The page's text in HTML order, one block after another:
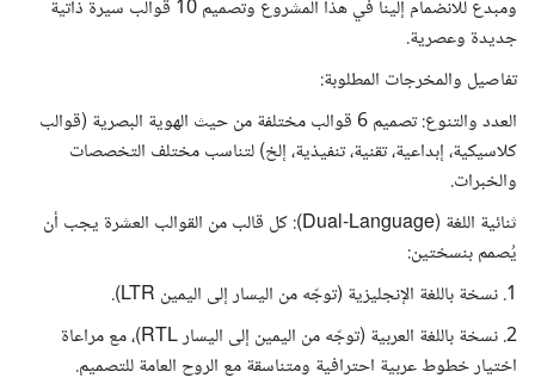
ومبدع للانضمام إلينا في هذا المشروع وتصميم 10 قوالب سيرة ذاتية
جديدة وعصرية.
تفاصيل والمخرجات المطلوبة:
العدد والتنوع: تصميم 6 قوالب مختلفة من حيث الهوية البصرية (قوالب
كلاسيكية، إبداعية، تقنية، تنفيذية، إلخ) لتناسب مختلف التخصصات
والخبرات.
ثنائية اللغة (Dual-Language): كل قالب من القوالب العشرة يجب أن
يُصمم بنسختين:
1. نسخة باللغة الإنجليزية (توجّه من اليسار إلى اليمين LTR).
2. نسخة باللغة العربية (توجّه من اليمين إلى اليسار RTL)، مع مراعاة
اختيار خطوط عربية احترافية ومتناسقة مع الروح العامة للتصميم.